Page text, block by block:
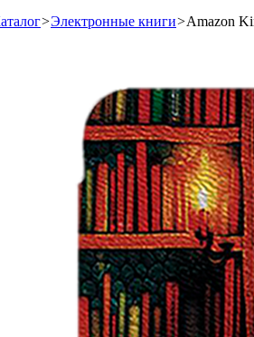
>Электронные книги>Amazon